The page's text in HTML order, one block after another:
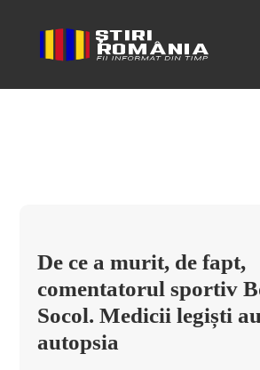
bogdan socol cauza mortii
De ce a murit, de fapt,
comentatorul sportiv
Socol. Medicii legiști
autopsia